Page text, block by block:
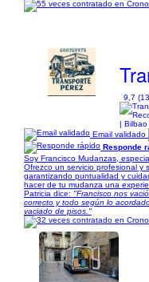
9,7
| Bilbao
Email validado
Responde
Soy Francisco Mudanzas,
Ofrezco un servicio profesional y
garantizando puntualidad y
hacer de tu mudanza una
Patricia dice: "Francisco nos
correcto y todo según lo
vaciado de pisos."